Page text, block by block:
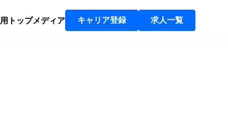
トップメディア キャリア登録 求人一覧